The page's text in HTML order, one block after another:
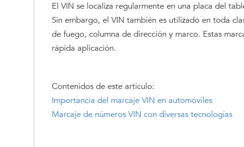
El VIN se localiza regularmente en una placa del
Sin embargo, el VIN también es utilizado en toda
de fuego, columna de dirección y marco. Estas
rápida aplicación.
Contenidos de este artículo:
Importancia del marcaje VIN en automóviles
Marcaje de números VIN con diversas tecnologías